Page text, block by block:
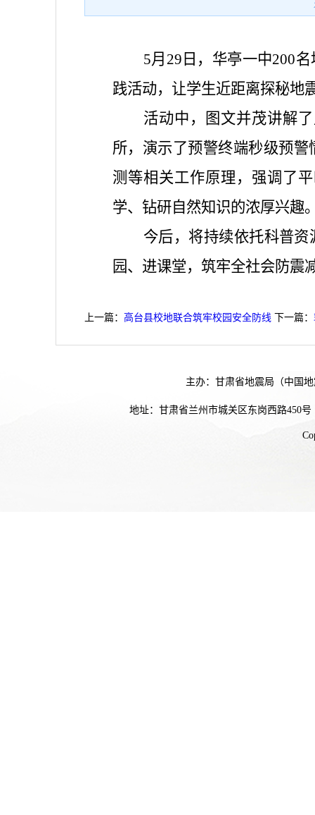
5月29日，华亭一中200
践活动，让学生近距离探秘地
活动中，图文并茂讲解
所，演示了预警终端秒级预
测等相关工作原理，强调了
学、钻研自然知识的浓厚兴趣
今后，将持续依托科普
园、进课堂，筑牢全社会防震
上一篇： 高台县校地联合筑牢校园安全防线 下一篇：
主办：甘肃省地震局（中国
地址：甘肃省兰州市城关区东岗西路450号